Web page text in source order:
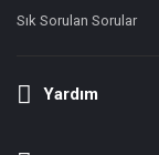
Sık Sorulan Sorular
Yardım